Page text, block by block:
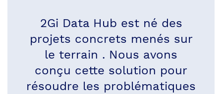
2Gi Data Hub est né des
projets concrets menés sur
le terrain . Nous avons
conçu cette solution pour
résoudre les problématiques